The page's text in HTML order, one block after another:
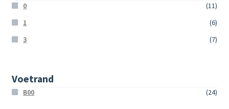
0
(11)
1
(6)
3
(7)
Voetrand
B00 (24)